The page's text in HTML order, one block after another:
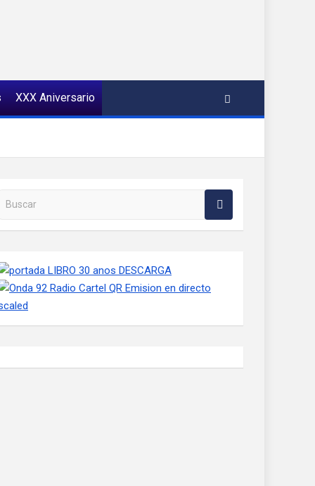
XXX Aniversario
en la web